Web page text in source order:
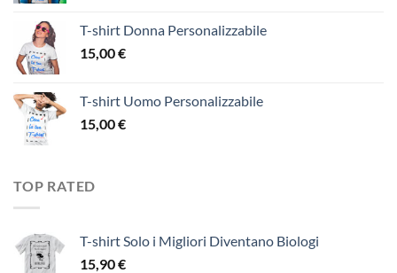
T-shirt Donna Personalizzabile
15,00€
T-shirt Uomo Personalizzabile
15,00€
TOP RATED
T-shirt Solo i Migliori Diventano Biologi
15,90€